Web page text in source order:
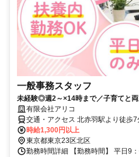
一般事務スタッフ
未経験◎週2～×14時まで／子育てと
有限会社アリコ
交通・アクセス 北赤羽駅より徒歩7
時給1,300円以上
東京都東京23区北区
勤務時間詳細 【勤務時間】 平日9